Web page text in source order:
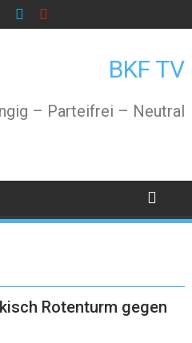
BKF TV
– Parteifrei – Neutral
Rotenturm gegen